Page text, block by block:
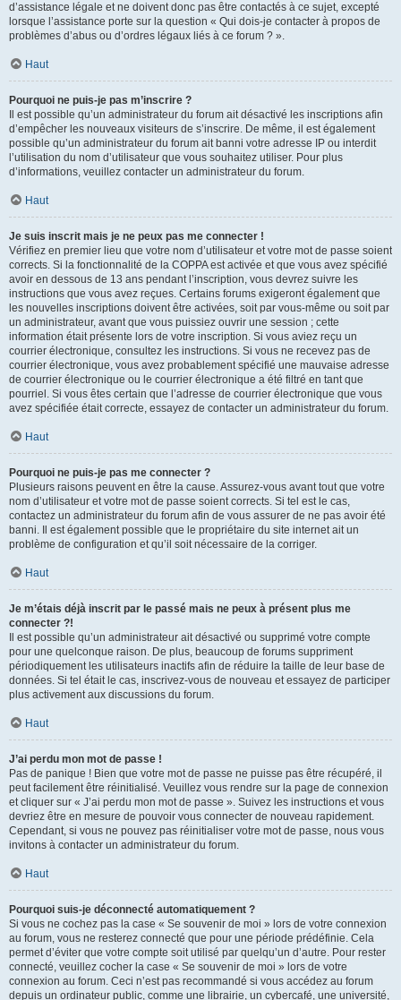
d’assistance légale et ne doivent donc pas être contactés à ce sujet, excepté
lorsque l’assistance porte sur la question « Qui dois-je contacter à propos de
problèmes d’abus ou d’ordres légaux liés à ce forum ? ».
Haut
Pourquoi ne puis-je pas m’inscrire ?
Il est possible qu’un administrateur du forum ait désactivé les inscriptions afin
d’empêcher les nouveaux visiteurs de s’inscrire. De même, il est également
possible qu’un administrateur du forum ait banni votre adresse IP ou interdit
l’utilisation du nom d’utilisateur que vous souhaitez utiliser. Pour plus
d’informations, veuillez contacter un administrateur du forum.
Haut
Je suis inscrit mais je ne peux pas me connecter !
Vérifiez en premier lieu que votre nom d’utilisateur et votre mot de passe soient
corrects. Si la fonctionnalité de la COPPA est activée et que vous avez spécifié
avoir en dessous de 13 ans pendant l’inscription, vous devrez suivre les
instructions que vous avez reçues. Certains forums exigeront également que
les nouvelles inscriptions doivent être activées, soit par vous-même ou soit par
un administrateur, avant que vous puissiez ouvrir une session ; cette
information était présente lors de votre inscription. Si vous aviez reçu un
courrier électronique, consultez les instructions. Si vous ne recevez pas de
courrier électronique, vous avez probablement spécifié une mauvaise adresse
de courrier électronique ou le courrier électronique a été filtré en tant que
pourriel. Si vous êtes certain que l’adresse de courrier électronique que vous
avez spécifiée était correcte, essayez de contacter un administrateur du forum.
Haut
Pourquoi ne puis-je pas me connecter ?
Plusieurs raisons peuvent en être la cause. Assurez-vous avant tout que votre
nom d’utilisateur et votre mot de passe soient corrects. Si tel est le cas,
contactez un administrateur du forum afin de vous assurer de ne pas avoir été
banni. Il est également possible que le propriétaire du site internet ait un
problème de configuration et qu’il soit nécessaire de la corriger.
Haut
Je m’étais déjà inscrit par le passé mais ne peux à présent plus me
connecter ?!
Il est possible qu’un administrateur ait désactivé ou supprimé votre compte
pour une quelconque raison. De plus, beaucoup de forums suppriment
périodiquement les utilisateurs inactifs afin de réduire la taille de leur base de
données. Si tel était le cas, inscrivez-vous de nouveau et essayez de participer
plus activement aux discussions du forum.
Haut
J’ai perdu mon mot de passe !
Pas de panique ! Bien que votre mot de passe ne puisse pas être récupéré, il
peut facilement être réinitialisé. Veuillez vous rendre sur la page de connexion
et cliquer sur « J’ai perdu mon mot de passe ». Suivez les instructions et vous
devriez être en mesure de pouvoir vous connecter de nouveau rapidement.
Cependant, si vous ne pouvez pas réinitialiser votre mot de passe, nous vous
invitons à contacter un administrateur du forum.
Haut
Pourquoi suis-je déconnecté automatiquement ?
Si vous ne cochez pas la case « Se souvenir de moi » lors de votre connexion
au forum, vous ne resterez connecté que pour une période prédéfinie. Cela
permet d’éviter que votre compte soit utilisé par quelqu’un d’autre. Pour rester
connecté, veuillez cocher la case « Se souvenir de moi » lors de votre
connexion au forum. Ceci n’est pas recommandé si vous accédez au forum
depuis un ordinateur public, comme une librairie, un cybercafé, une université,